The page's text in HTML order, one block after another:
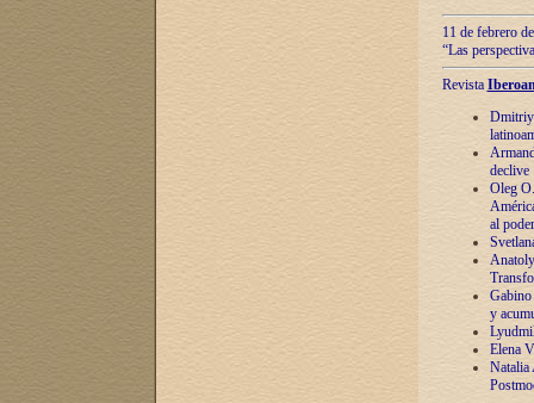
11 de febrero
“Las
Revista
Dmitriy
declive
Oleg
al poder
y
Elena
Natalia